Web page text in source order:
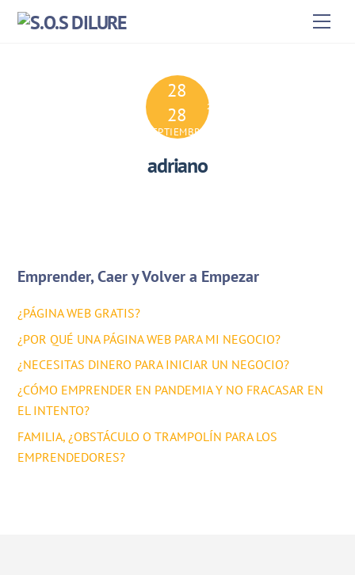
Skip
28
28
SEPTIEMBRE
2024
adriano
Emprender, Caer y Volver a Empezar
¿PÁGINA WEB GRATIS?
¿POR QUÉ UNA PÁGINA WEB PARA MI NEGOCIO?
¿NECESITAS DINERO PARA INICIAR UN NEGOCIO?
¿CÓMO EMPRENDER EN PANDEMIA Y NO FRACASAR EN
EL INTENTO?
FAMILIA, ¿OBSTÁCULO O TRAMPOLÍN PARA LOS
EMPRENDEDORES?